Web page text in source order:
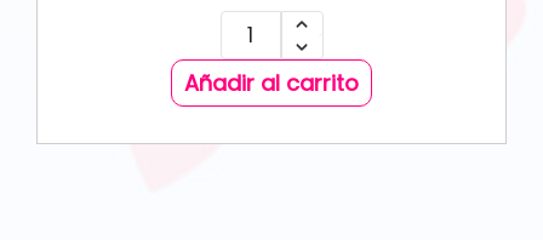
Añadir al carrito